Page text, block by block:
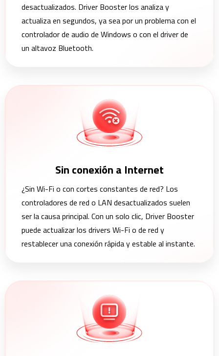
desactualizados. Driver Booster los analiza y
actualiza en segundos, ya sea por un problema con el
controlador de audio de Windows o con el driver de
un altavoz Bluetooth.
Sin conexión a Internet
¿Sin Wi-Fi o con cortes constantes de red? Los
controladores de red o LAN desactualizados suelen
ser la causa principal. Con un solo clic, Driver Booster
puede actualizar los drivers Wi-Fi o de red y
restablecer una conexión rápida y estable al instante.